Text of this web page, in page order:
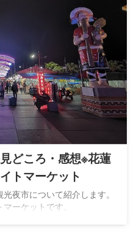
どころ・感想※花蓮
トマーケット
夜市について紹介します。
ーケットです。